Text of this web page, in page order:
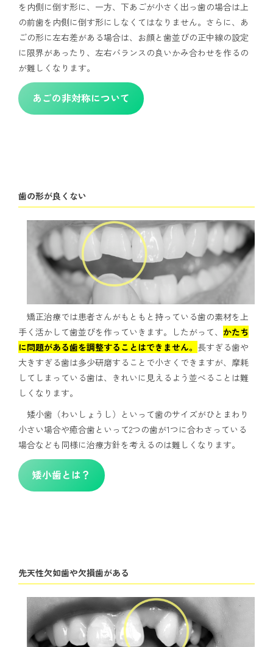
を内側に倒す形に、一方、下あごが小さく出っ歯の場合は上
の前歯を内側に倒す形にしなくてはなりません。さらに、あ
ごの形に左右差がある場合は、お顔と歯並びの正中線の設定
に限界があったり、左右バランスの良いかみ合わせを作るの
が難しくなります。
あごの非対称について
歯の形が良くない
矯正治療では患者さんがもともと持っている歯の素材を上
手く活かして歯並びを作っていきます。したがって、 かたち
に問題がある歯を調整することはできません。 長すぎる歯や
大きすぎる歯は多少研磨することで小さくできますが、摩耗
してしまっている歯は、きれいに見えるよう並べることは難
しくなります。
矮小歯（わいしょうし）といって歯のサイズがひとまわり
小さい場合や癒合歯といって2つの歯が1つに合わさっている
場合なども同様に治療方針を考えるのは難しくなります。
矮小歯とは？
先天性欠如歯や欠損歯がある